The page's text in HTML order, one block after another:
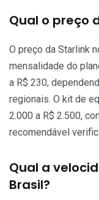
Qual o preço
O preço da Starlink
mensalidade do
a R$ 230,
regionais. O kit de
2.000 a R$ 2.500,
recomendável
Qual a
Brasil?